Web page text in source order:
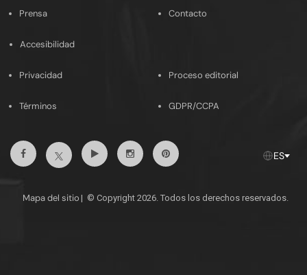
Prensa Contacto
Accesibilidad
Privacidad Proceso editorial
Términos GDPR/CCPA
FacebookTwitterYoutubeInstagramPinterest ES
Mapa del sitio | © Copyright 2026. Todos los derechos reservados.